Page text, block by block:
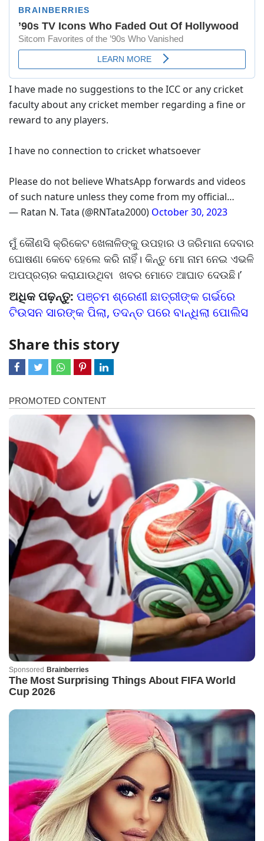
I have made no suggestions to the ICC or any cricket
faculty about any cricket member regarding a fine or
reward to any players.
I have no connection to cricket whatsoever
Please do not believe WhatsApp forwards and videos
of such nature unless they come from my official…
— Ratan N. Tata (@RNTata2000) October 30, 2023
ମୁଁ କୌଣସି କ୍ରିକେଟ ଖେଳାଳିଙ୍କୁ ଉପହାର ଓ ଜରିମାନା ଦେବାର
ଘୋଷଣା କେ‌ବେ ହେଲେ କରି ନାହିଁ। କିନ୍ତୁ ମୋ ନାମ ନେଇ ଏଭଳି
ଅପପ୍ରଚାର କରାଯାଉଥିବା ଖବର ମୋତେ ଆଘାତ ଦେଉଛି।’
ଅଧିକ ପଢ଼ନ୍ତୁ: ପଞ୍ଚମ ଶ୍ରେଣୀ ଛାତ୍ରୀଙ୍କ ଗର୍ଭରେ
ଟିଉସନ ସାରଙ୍କ ପିଲା, ତଦନ୍ତ ପରେ ବାନ୍ଧିଲା ପୋଲିସ
Share this story